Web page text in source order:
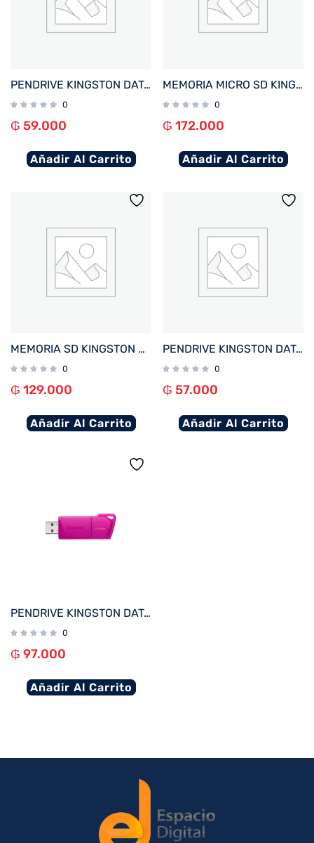
PENDRIVE KINGSTON DATATRAVELER EXODIA M 64GB KC-U2L64-7LN USB-A ROSA
0
₲ 59.000
Añadir Al Carrito
MEMORIA MICRO SD KINGSTON 128GB CANVAS SELECT PLUS SDCS3/128GB 150/-
0
₲ 172.000
Añadir Al Carrito
MEMORIA SD KINGSTON 64GB CANVAS SELECT PLUS SDXC CLASS 10 SDS3/64GB
0
₲ 129.000
Añadir Al Carrito
PENDRIVE KINGSTON DATATRAVELER EXODIA S 64GB USB-A 3.2 DTXS/64GB
0
₲ 57.000
Añadir Al Carrito
PENDRIVE KINGSTON DATATRAVELER EXODIA M 128GB KC-U2L128-7LP USB-A LILA
0
₲ 97.000
Añadir Al Carrito